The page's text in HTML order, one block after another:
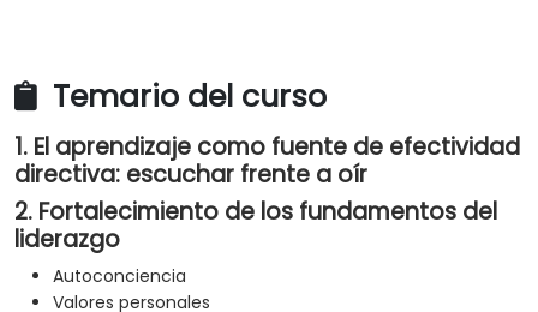
Temario del curso
1. El aprendizaje como fuente de efectividad
directiva: escuchar frente a oír
2. Fortalecimiento de los fundamentos del
liderazgo
Autoconciencia
Valores personales